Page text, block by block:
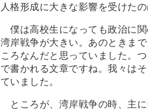
人格形成に大きな影響を受けたの
僕は高校生になっても政治に
湾岸戦争が大きい。あのときま
ころなんだと思っていました。
で書かれる文章ですね。我々は
ていました。
ところが、湾岸戦争の時、主